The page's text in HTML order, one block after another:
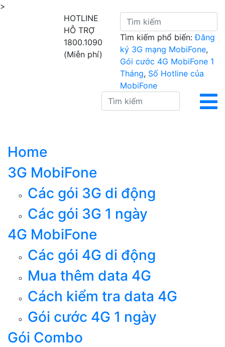
>
HOTLINE
HỖ TRỢ
1800.1090
(Miễn phí)
Tìm kiếm phổ biến: Đăng
ký 3G mạng MobiFone,
Gói cước 4G MobiFone 1
Tháng, Số Hotline của
MobiFone
Home
3G MobiFone
Các gói 3G di động
Các gói 3G 1 ngày
4G MobiFone
Các gói 4G di động
Mua thêm data 4G
Cách kiểm tra data 4G
Gói cước 4G 1 ngày
Gói Combo